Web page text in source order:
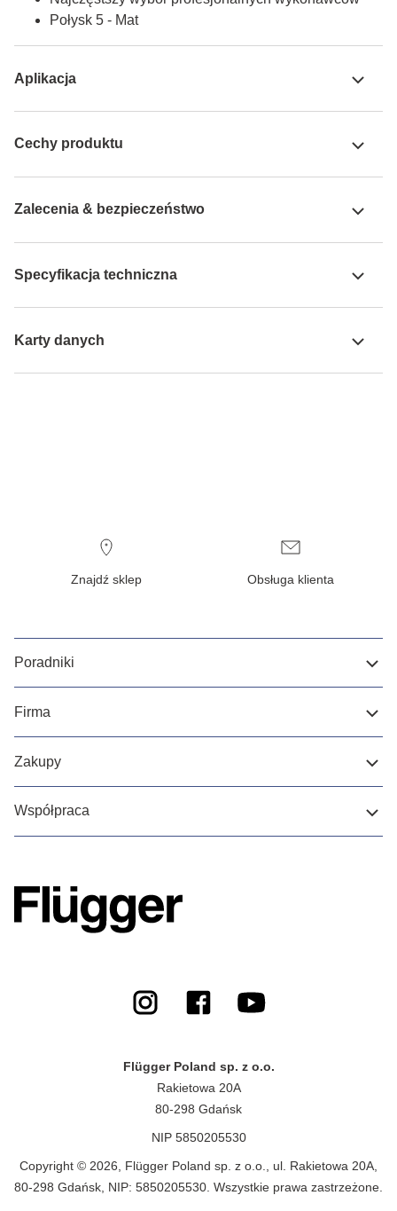
Połysk 5 - Mat
Aplikacja
Cechy produktu
Zalecenia & bezpieczeństwo
Specyfikacja techniczna
Karty danych
Znajdź sklep Obsługa klienta
Poradniki
Firma
Zakupy
Współpraca
Flügger Poland sp. z o.o.
Rakietowa 20A
80-298 Gdańsk
NIP 5850205530
Copyright © 2026, Flügger Poland sp. z o.o., ul. Rakietowa 20A,
80-298 Gdańsk, NIP: 5850205530. Wszystkie prawa zastrzeżone.